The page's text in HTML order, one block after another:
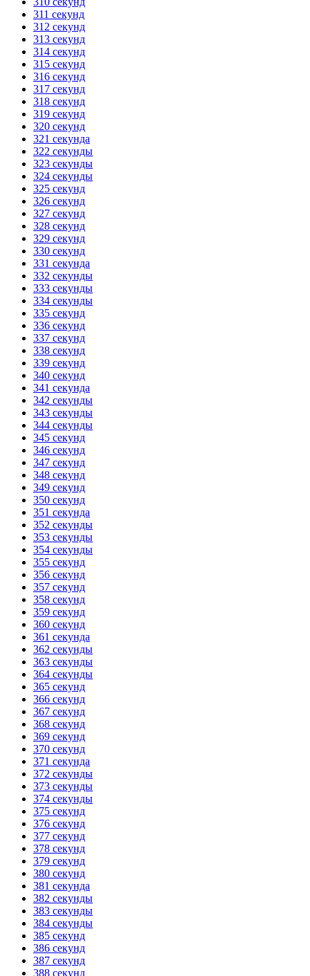
311 секунд
312 секунд
313 секунд
314 секунд
315 секунд
316 секунд
317 секунд
318 секунд
319 секунд
320 секунд
321 секунда
322 секунды
323 секунды
324 секунды
325 секунд
326 секунд
327 секунд
328 секунд
329 секунд
330 секунд
331 секунда
332 секунды
333 секунды
334 секунды
335 секунд
336 секунд
337 секунд
338 секунд
339 секунд
340 секунд
341 секунда
342 секунды
343 секунды
344 секунды
345 секунд
346 секунд
347 секунд
348 секунд
349 секунд
350 секунд
351 секунда
352 секунды
353 секунды
354 секунды
355 секунд
356 секунд
357 секунд
358 секунд
359 секунд
360 секунд
361 секунда
362 секунды
363 секунды
364 секунды
365 секунд
366 секунд
367 секунд
368 секунд
369 секунд
370 секунд
371 секунда
372 секунды
373 секунды
374 секунды
375 секунд
376 секунд
377 секунд
378 секунд
379 секунд
380 секунд
381 секунда
382 секунды
383 секунды
384 секунды
385 секунд
386 секунд
387 секунд
388 секунд